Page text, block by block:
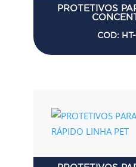
PROTETIVOS
COD: